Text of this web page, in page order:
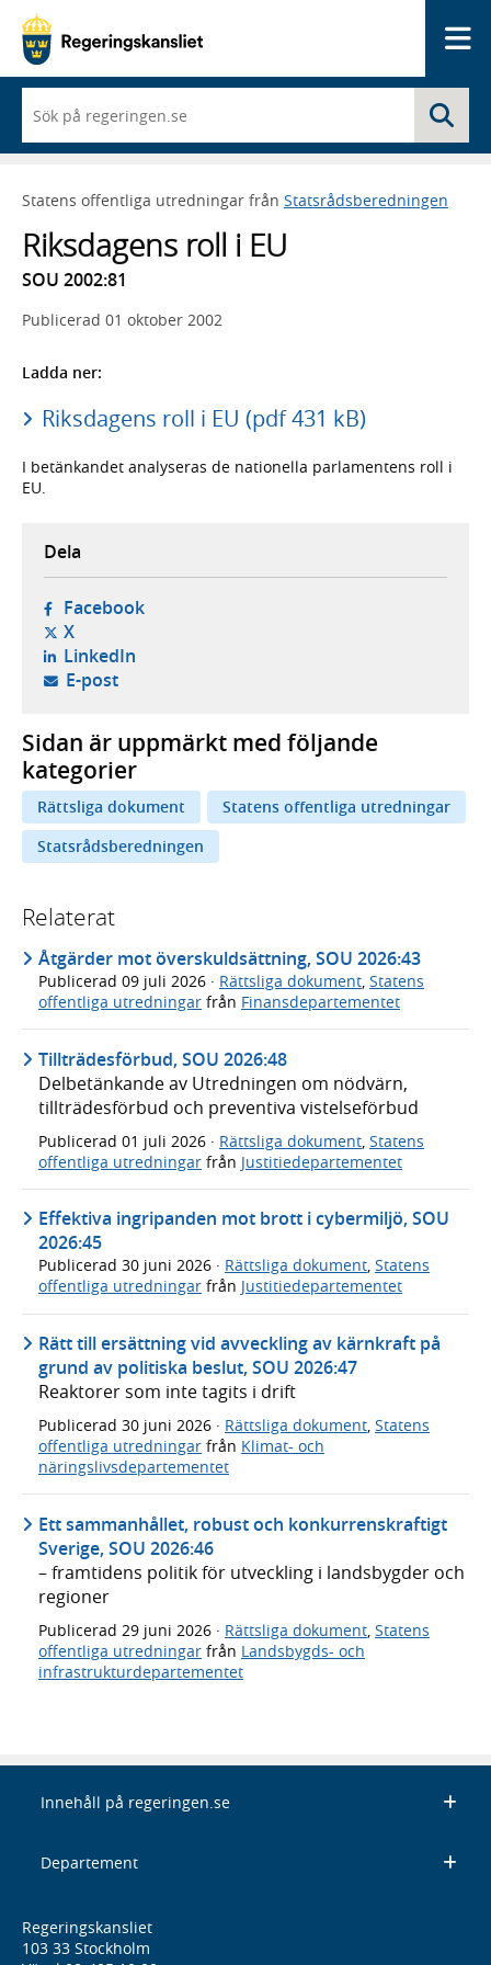
du
börjar
skriva
framträder
lista
med
sökförslag
Statens offentliga utredningar från Statsrådsberedningen
Riksdagens roll i EU
SOU 2002:81
Publicerad 01 oktober 2002
Ladda ner:
Riksdagens roll i EU (pdf 431 kB)
I betänkandet analyseras de nationella parlamentens roll i
EU.
Dela
Facebook- öppnas i ny flik, extern webbplats,
X- öppnas i ny flik, extern webbplats,
LinkedIn- öppnas i ny flik, extern webbplats,
E-post- öppnar din e-postklient,
Sidan är uppmärkt med följande
kategorier
Rättsliga dokument
Statens offentliga utredningar
Statsrådsberedningen
Relaterat
Åtgärder mot överskuldsättning, SOU 2026:43
Publicerad 09 juli 2026 · Rättsliga dokument, Statens
offentliga utredningar från Finansdepartementet
Tillträdesförbud, SOU 2026:48
Delbetänkande av Utredningen om nödvärn,
tillträdesförbud och preventiva vistelseförbud
Publicerad 01 juli 2026 · Rättsliga dokument Statens
offentliga utredningar från Justitiedepartementet
Effektiva ingripanden mot brott i cybermiljö, SOU
2026:45
Publicerad 30 juni 2026 · Rättsliga dokument, Statens
offentliga utredningar från Justitiedepartementet
Rätt till ersättning vid avveckling av kärnkraft på
grund av politiska beslut, SOU 2026:47
Reaktorer som inte tagits i drift
Publicerad 30 juni 2026 · Rättsliga dokument, Statens
offentliga utredningar från Klimat- och
näringslivsdepartementet
Ett sammanhållet, robust och konkurrenskraftigt
Sverige, SOU 2026:46
– framtidens politik för utveckling i landsbygder och
regioner
Publicerad 29 juni 2026 · Rättsliga dokument Statens
offentliga utredningar från Landsbygds- och
infrastrukturdepartementet
Innehåll på regeringen.se
Departement
Regeringskansliet
103 33 Stockholm